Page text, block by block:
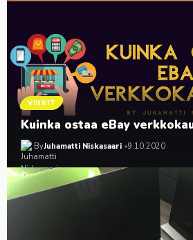
VINKIT
Kuinka ostaa eBay
ByJuhamatti Niskasaari 9.10.2020